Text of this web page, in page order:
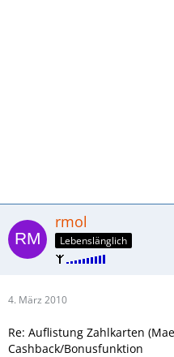
rmol
Lebenslänglich
4. März 2010
Re: Auflistung Zahlkarten
Cashback/Bonusfunktion